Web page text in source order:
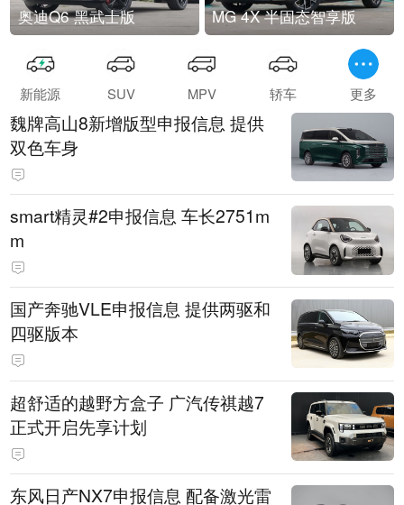
奥迪Q6 黑武士版 MG 4X 半固态智享版
新能源 SUV MPV 轿车 更多
魏牌高山8新增版型申报信息 提供
双色车身
smart精灵#2申报信息 车长2751m
m
国产奔驰VLE申报信息 提供两驱和
四驱版本
超舒适的越野方盒子 广汽传祺越7
正式开启先享计划
东风日产NX7申报信息 配备激光雷